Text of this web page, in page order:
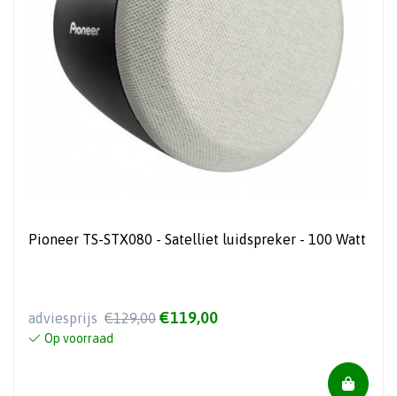
Pioneer TS-STX080 - Satelliet luidspreker - 100 Watt
adviesprijs €129,00 €119,00
Op voorraad